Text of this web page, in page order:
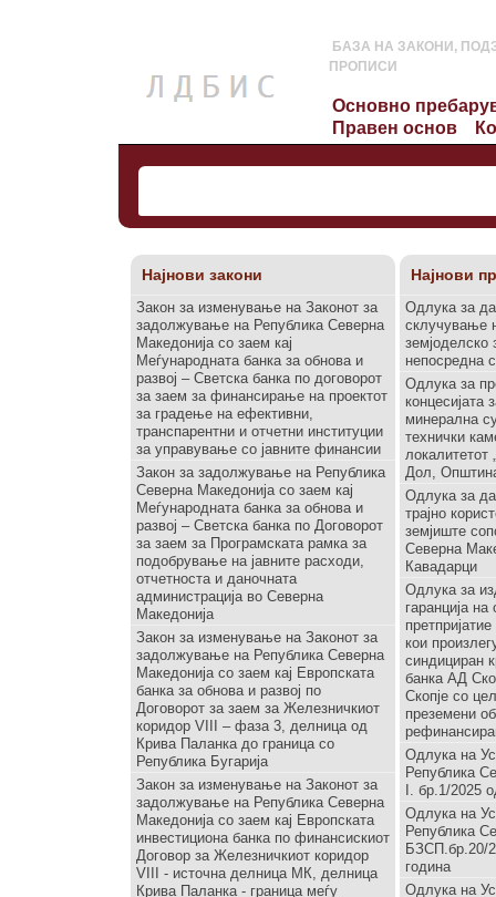
БАЗА НА ЗАКОНИ,
ПРОПИСИ
Најнови закони
Закон за изменување на Законот за
задолжување на Република Северна
Македонија со заем кај
Меѓународната банка за обнова и
развој – Светска банка по договорот
за заем за финансирање на проектот
за градење на ефективни,
транспарентни и отчетни институции
за управување со јавните финансии
Закон за задолжување на Република
Северна Македонија со заем кај
Меѓународната банка за обнова и
развој – Светска банка по Договорот
за заем за Програмската рамка за
подобрување на јавните расходи,
отчетноста и даночната
администрација во Северна
Македонија
Закон за изменување на Законот за
задолжување на Република Северна
Македонија со заем кај Европската
банка за обнова и развој по
Договорот за заем за Железничкиот
коридор VIII – фаза 3, делница од
Крива Паланка до граница со
Република Бугарија
Закон за изменување на Законот за
задолжување на Република Северна
Македонија со заем кај Европската
инвестициона банка по финансискиот
Договор за Железничкиот коридор
VIII - источна делница МК, делница
Крива Паланка - граница меѓу
Најнови
Одлука за
склучување
земјоделско
непосредна
Одлука за
концесијата
минерална
технички
локалитетот
Дол,
Одлука за
трајно
земјиште
Северна
Кавадарци
Одлука за
гаранција
кои
синдициран
банка АД
Скопје со
преземени
Одлука на
Република
I. бр.1/2025
Одлука на
Република
БЗСП.бр.20/
година
Одлука на